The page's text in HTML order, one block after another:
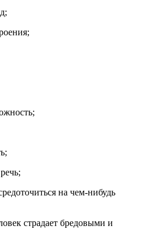
на чем-нибудь
страдает бредовыми и